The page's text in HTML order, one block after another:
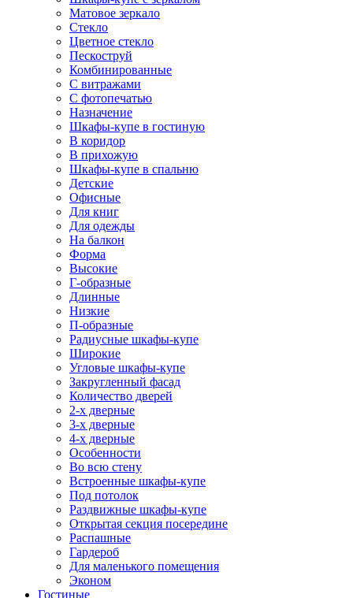
Матовое зеркало
Стекло
Цветное стекло
Пескоструй
Комбинированные
С витражами
С фотопечатью
Назначение
Шкафы-купе в гостиную
В коридор
В прихожую
Шкафы-купе в спальню
Детские
Офисные
Для книг
Для одежды
На балкон
Форма
Высокие
Г-образные
Длинные
Низкие
П-образные
Радиусные шкафы-купе
Широкие
Угловые шкафы-купе
Закругленный фасад
Количество дверей
2-х дверные
3-х дверные
4-х дверные
Особенности
Во всю стену
Встроенные шкафы-купе
Под потолок
Раздвижные шкафы-купе
Открытая секция посередине
Распашные
Гардероб
Для маленького помещения
Эконом
Гостиные